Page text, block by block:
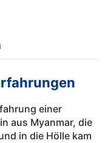
einer
aus Myanmar, die
in die Hölle kam